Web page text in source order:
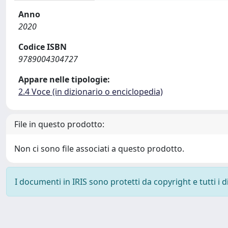
Anno
2020
Codice ISBN
9789004304727
Appare nelle tipologie:
2.4 Voce (in dizionario o enciclopedia)
File in questo prodotto:
Non ci sono file associati a questo prodotto.
I documenti in IRIS sono protetti da copyright e tutti i